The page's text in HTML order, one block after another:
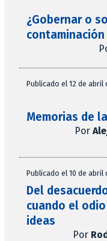
¿Gobernar o
contaminación
Publicado el 12 de abril
Memorias de
Por
Publicado el 10 de abril
Del
cuando el
ideas
Por